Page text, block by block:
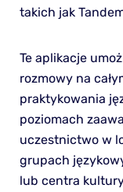
takich jak
Te aplikacje
rozmowy na
praktykowania
poziomach
uczestnictwo w
grupach
lub centra